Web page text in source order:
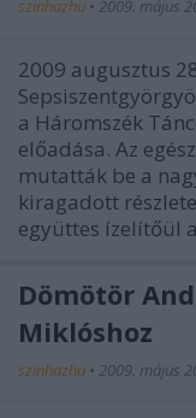
szinhazhu • 2009. május
2009 augusztus
a Háromszék
előadása. Az
mutatták be a
kiragadott
együttes ízelítőül
Dömötör
Miklóshoz
szinhazhu • 2009. május